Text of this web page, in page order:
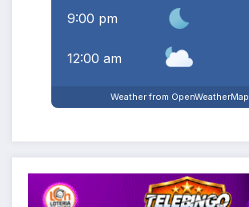
9:00 pm
12:00 am
Weather from OpenWeatherMap